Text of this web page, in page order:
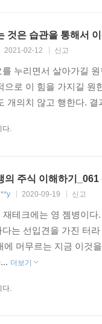
것은 습관을 통해서
2021-02-12 신고
누리면서 살아가길
으로 이 힘을 가지길
개의치 않고 행한다.
다.
의 주식 이해하기
2020-09-19 신고
재테크에는 영 젬병이다
다는 선입견을 가진 터
에 머무르는 지금 이것
더보기
다.